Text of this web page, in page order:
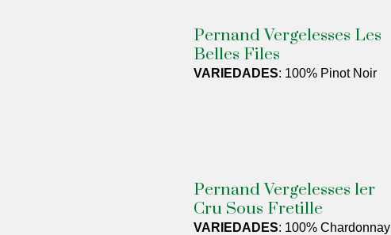
Pernand Vergelesses Les
Belles Files
VARIEDADES: 100% Pinot Noir
Pernand Vergelesses 1er
Cru Sous Fretille
VARIEDADES: 100% Chardonnay